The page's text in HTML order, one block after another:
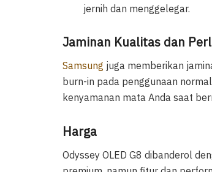
jernih dan menggelegar.
Jaminan Kualitas dan
Samsung juga memberikan
burn-in pada penggunaan
kenyamanan mata Anda saat
Harga
Odyssey OLED G8 dibanderol